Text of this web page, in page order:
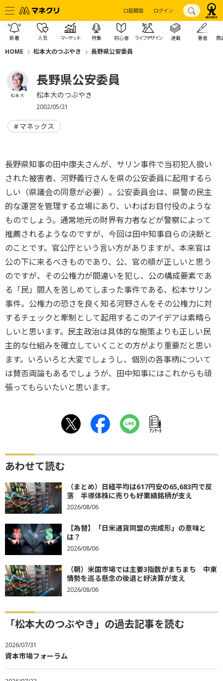
口座開設 ログイン
新着 人気 マーケット 特集 初心者 ライフデザイン 連載 著者 商
HOME 松本大のつぶやき 長野県公安委員
松本 大
長野県公安委員
松本大のつぶやき
2002/05/21
マネックス
長野県知事の田中康夫さんが、サリン事件で当初犯人扱い
された被害者、河野義行さんを県の公安委員に起用するら
しい（県議会の同意が必要）。公安委員会は、県警の民主
的な運営を管理する立場にあり、いわばお目付役のような
ものでしょう。通常地元の財界有力者などが警察によって
推薦されるようなのですが、今回は田中知事自らの決断と
のことです。官公庁という言い方がありますが、本来官は
公の下に来るべきものであり、公、官の順が正しいと思う
のですが、その公権力が間違いを犯し、公の構成要素であ
る「民」間人を苦しめてしまった事件である、松本サリン
事件。公権力の恐さを良く知る河野さんをその公権力に対
するチェックと牽制として起用するこのアイデアは素晴ら
しいと思います。民主政治は具体的な施策よりも正しい民
主的な仕組みを確立していくことの方がより重要だと思い
ます。いろいろと大変でしょうし、個別の各事柄について
は賛否両論もあるでしょうが、田中知事にはこれからも頑
張ってもらいたいと思います。
ｱﾝｹｰﾄ
あわせて読む
（まとめ）日経平均は617円安の65,683円で反
落 半導体株に売りも好業績銘柄が支え
2026/08/06
【為替】「日米通貨同盟の完成形」の意味と
は？
2026/08/06
（朝）米国市場では主要3指数がまちまち 中東
情勢を巡る懸念の後退と好決算が支え
2026/08/06
「松本大のつぶやき」の過去記事を読む
2026/07/31
資本市場フォーラム